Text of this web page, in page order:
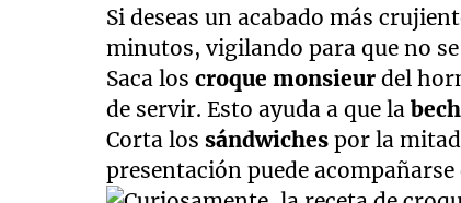
Si deseas un acabado más
minutos, vigilando para que no
Saca los croque monsieur del
de servir. Esto ayuda a que la
Corta lossándwichespor la
presentación puede